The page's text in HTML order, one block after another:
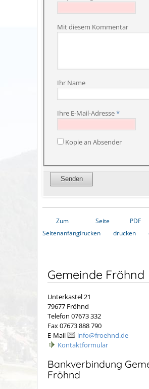
Mit diesem Kommentar
Ihr Name
Ihre E-Mail-Adresse*
Kopie an Absender
Zum
Seitenanfang
Seite
drucken
PDF
drucken
Gemeinde Fröhnd
Unterkastel 21
79677 Fröhnd
Telefon 07673 332
Fax 07673 888 790
E-Mail
info@froehnd.de
Kontaktformular
Bankverbindung
Fröhnd